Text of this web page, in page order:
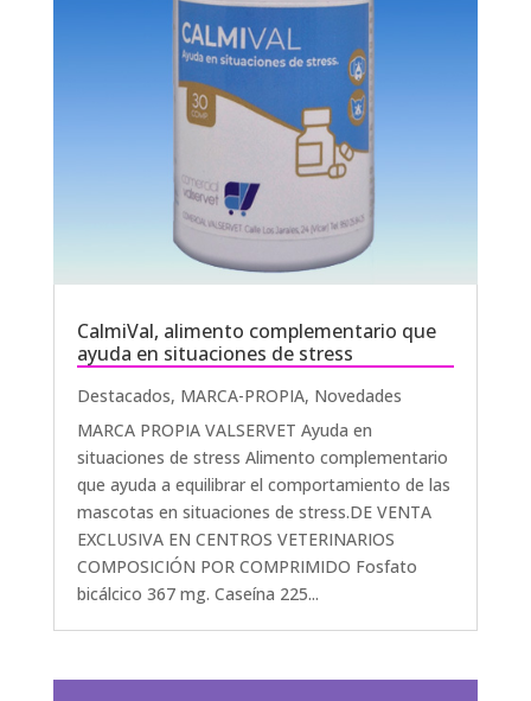
CalmiVal, alimento complementario que
ayuda en situaciones de stress
Destacados, MARCA-PROPIA, Novedades
MARCA PROPIA VALSERVET Ayuda en
situaciones de stress Alimento complementario
que ayuda a equilibrar el comportamiento de las
mascotas en situaciones de stress.DE VENTA
EXCLUSIVA EN CENTROS VETERINARIOS
COMPOSICIÓN POR COMPRIMIDO Fosfato
bicálcico 367 mg. Caseína 225...